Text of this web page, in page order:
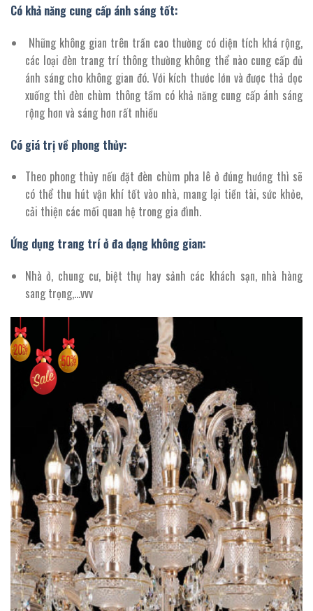
Có khả năng cung cấp ánh sáng tốt:
Những không gian trên trần cao thường có diện tích khá rộng,
các loại đèn trang trí thông thường không thể nào cung cấp đủ
ánh sáng cho không gian đó. Với kích thước lớn và được thả dọc
xuống thì đèn chùm thông tầm có khả năng cung cấp ánh sáng
rộng hơn và sáng hơn rất nhiều
Có giá trị về phong thủy:
Theo phong thủy nếu đặt đèn chùm pha lê ở đúng hướng thì sẽ
có thể thu hút vận khí tốt vào nhà, mang lại tiền tài, sức khỏe,
cải thiện các mối quan hệ trong gia đình.
Ứng dụng trang trí ở đa dạng không gian:
Nhà ở, chung cư, biệt thự hay sảnh các khách sạn, nhà hàng
sang trọng,…vvv